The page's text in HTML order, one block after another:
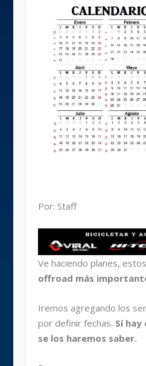
Por: Staff
Ve haciendo planes,
offroad más
Iremos agregando los
por definir fechas. Sí
se los haremos saber.